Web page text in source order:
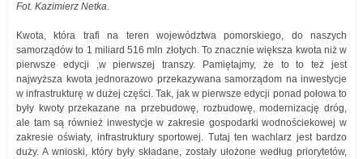
Fot. Kazimierz Netka.
Kwota, która trafi na teren województwa pomorskiego, do naszych
samorządów to 1 miliard 516 mln złotych. To znacznie większa kwota niż w
pierwsze edycji ,w pierwszej transzy. Pamiętajmy, że to to też jest
najwyższa kwota jednorazowo przekazywana samorządom na inwestycje
w infrastrukturę w dużej części. Tak, jak w pierwsze edycji ponad połowa to
były kwoty przekazane na przebudowę, rozbudowę, modernizację dróg,
ale tam są również inwestycje w zakresie gospodarki wodnościekowej w
zakresie oświaty, infrastruktury sportowej. Tutaj ten wachlarz jest bardzo
duży. A wnioski, który były składane, zostały ułożone według priorytetów,